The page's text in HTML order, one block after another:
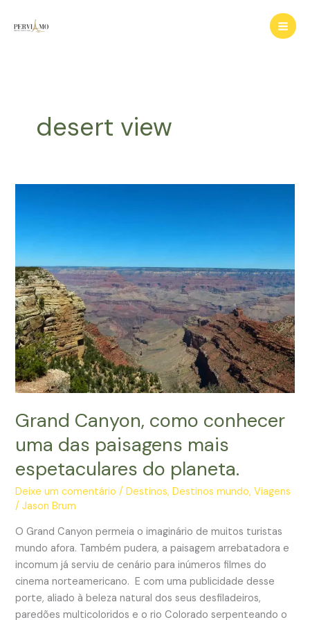
para
desert view
Grand Canyon, como conhecer
uma das paisagens mais
espetaculares do planeta.
Deixe um comentário /Destinos,Destinos mundo,Viagens
/Jason Brum
O Grand Canyon permeia o imaginário de muitos turistas
mundo afora. Também pudera, a paisagem arrebatadora e
incomum já serviu de cenário para inúmeros filmes do
cinema norteamericano. E com uma publicidade desse
porte, aliado à beleza natural dos seus desfiladeiros,
paredões multicoloridos e o rio Colorado serpenteando o